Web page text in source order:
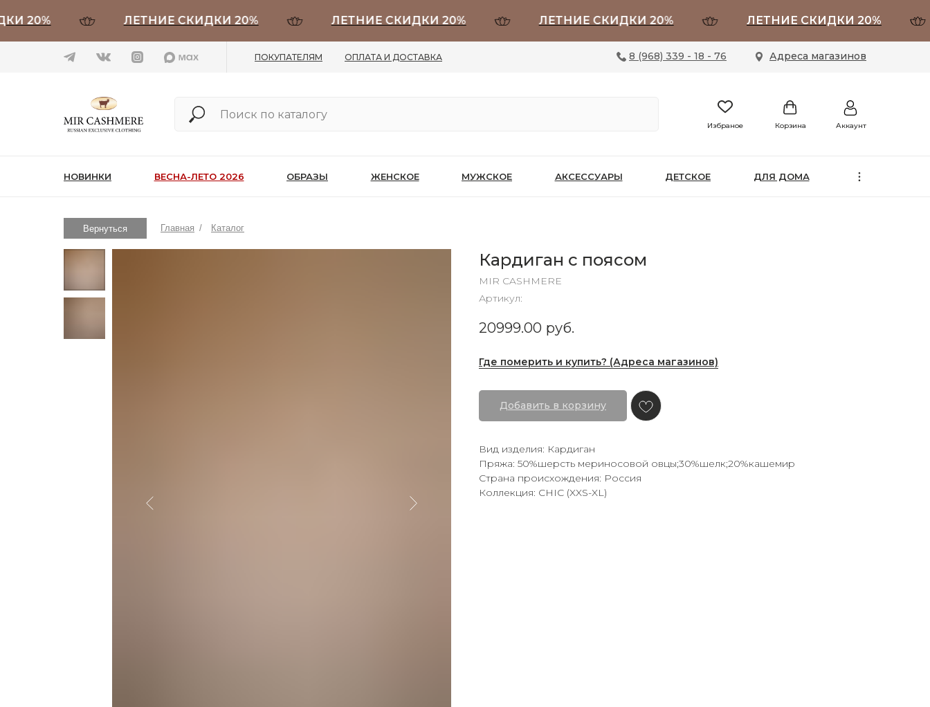
ЛЕТНИЕ СКИДКИ 20% ЛЕТНИЕ СКИДКИ 20% ЛЕТНИЕ СКИДКИ 20% ЛЕТНИЕ СКИДКИ 20%
ПОКУПАТЕЛЯМ ОПЛАТА И ДОСТАВКА Адреса магазинов
8 (968) 339 - 18 - 76
НОВИНКИ ВЕСНА-ЛЕТО 2026 ОБРАЗЫ ЖЕНСКОЕ МУЖСКОЕ АКСЕССУАРЫ ДЕТСКОЕ ДЛЯ ДОМА
Аккаунт
Корзина
Избраное
Вернуться Главная Каталог
/
Кардиган с поясом
MIR CASHMERE
Артикул:
20999.00 руб.
Где померить и купить? (Адреса магазинов)
Добавить в корзину
Вид изделия: Кардиган
Пряжа: 50%шерсть мериносовой овцы;30%шелк;20%кашемир
Страна происхождения: Россия
Коллекция: CHIC (XXS-XL)